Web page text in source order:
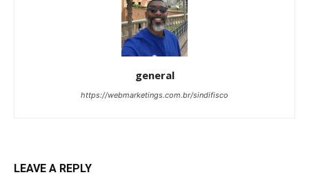
general
https://webmarketings.com.br/sindifisco
LEAVE A REPLY